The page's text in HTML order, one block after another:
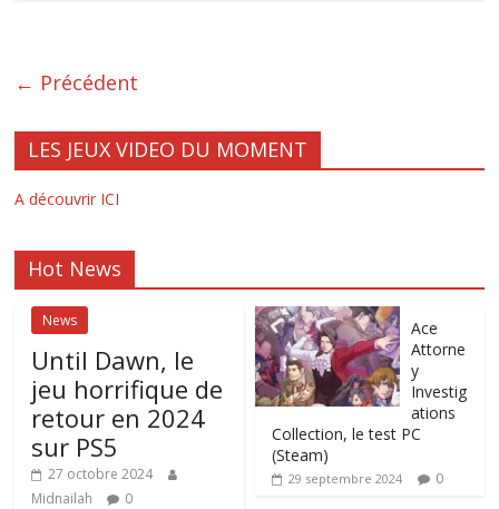
← Précédent
LES JEUX VIDEO DU MOMENT
A découvrir ICI
Hot News
News
Until Dawn, le
jeu horrifique de
retour en 2024
sur PS5
27 octobre 2024
Midnailah
0
Ace
Attorne
y
Investig
ations
Collection, le test PC
(Steam)
29 septembre 2024 0